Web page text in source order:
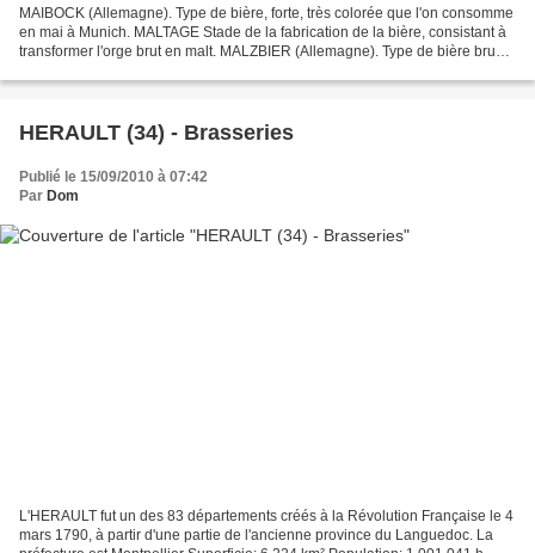
MAIBOCK (Allemagne). Type de bière, forte, très colorée que l'on consomme
en mai à Munich. MALTAGE Stade de la fabrication de la bière, consistant à
transformer l'orge brut en malt. MALZBIER (Allemagne). Type de bière brune,
HERAULT (34) - Brasseries
Publié le 15/09/2010 à 07:42
Par Dom
L'HERAULT fut un des 83 départements créés à la Révolution Française le 4
mars 1790, à partir d'une partie de l'ancienne province du Languedoc. La